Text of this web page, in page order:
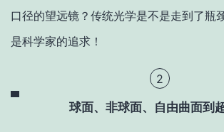
口径的望远镜？传统光学是不是走到了瓶
是科学家的追求！
2
球面、非球面、自由曲面到